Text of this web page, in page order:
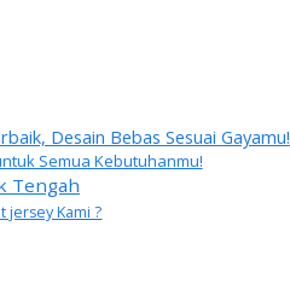
Desain Bebas Sesuai Gayamu!
Semua Kebutuhanmu!
Tengah
jersey Kami ?